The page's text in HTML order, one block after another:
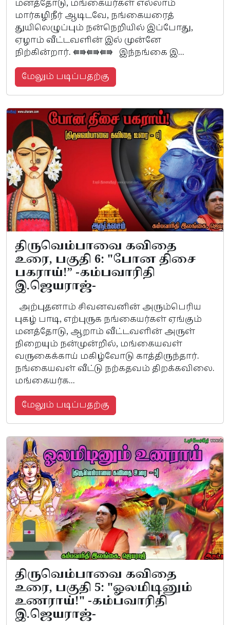
மனத்தோடு, மங்கையர்கள் எல்லாம்
மார்கழிநீர் ஆடிடவே, நங்கையரைத்
துயிலெழுப்பும் நன்நெறியில் இப்போது,
ஏழாம் வீட்டவளின் இல் முன்னே
நிற்கின்றார். ⭅⭆⭅⭆⭅⭆ இந்நங்கை இ...
மேலும் படிப்பதற்கு
திருவெம்பாவை கவிதை
உரை, பகுதி 6: "போன திசை
பகராய்!” -கம்பவாரிதி
இ.ஜெயராஜ்-
அற்புதனாம் சிவனவனின் அரும்பெரிய
புகழ் பாடி, எற்புருக நங்கையர்கள் ஏங்கும்
மனத்தோடு, ஆறாம் வீட்டவளின் அருள்
நிறையும் நன்முன்றில், மங்கையவள்
வருகைக்காய் மகிழ்வோடு காத்திருந்தார்.
நங்கையவள் வீட்டு நற்கதவம் திறக்கவிலை.
மங்கையர்க...
மேலும் படிப்பதற்கு
திருவெம்பாவை கவிதை
உரை, பகுதி 5: "ஓலமிடினும்
உணராய்!" -கம்பவாரிதி
இ.ஜெயராஜ்-